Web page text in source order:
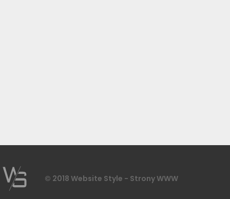
© 2018 Website Style - Strony WWW